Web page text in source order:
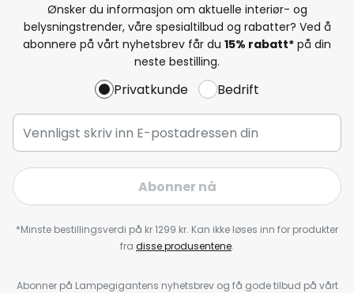
Ønsker du informasjon om aktuelle interiør- og
belysningstrender, våre spesialtilbud og rabatter? Ved å
abonnere på vårt nyhetsbrev får du 15% rabatt* på din
neste bestilling.
Privatkunde Bedrift
Abonner nå
*Minste bestillingsverdi på kr 1299 kr. Kan ikke løses inn for produkter
fra disse produsentene.
Abonner på Lampegigantens nyhetsbrev og få gode tilbud på vårt